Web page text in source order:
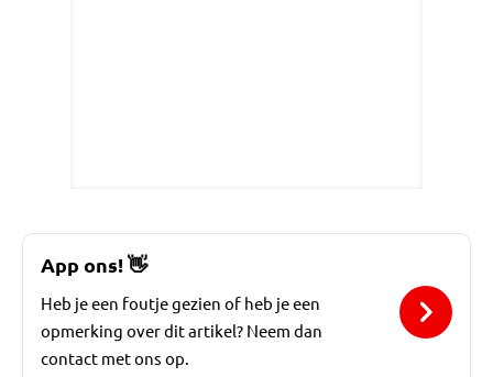
App ons!👋
Heb je een foutje gezien of heb je een
opmerking over dit artikel? Neem dan
contact met ons op.